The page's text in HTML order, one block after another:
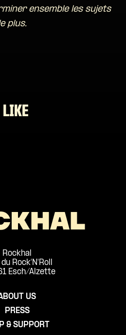
ensemble les sujets
plus.
LIKE
Rockhal
du Rock'N'Roll
Esch/Alzette
US
PRESS
& SUPPORT